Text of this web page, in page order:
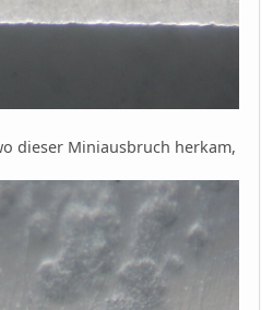
dieser Miniausbruch herkam,